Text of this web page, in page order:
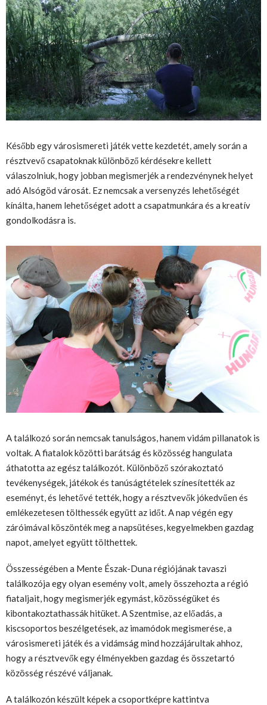
Később egy városismereti játék vette kezdetét, amely során a
résztvevő csapatoknak különböző kérdésekre kellett
válaszolniuk, hogy jobban megismerjék a rendezvénynek helyet
adó Alsógöd városát. Ez nemcsak a versenyzés lehetőségét
kínálta, hanem lehetőséget adott a csapatmunkára és a kreatív
gondolkodásra is.
A találkozó során nemcsak tanulságos, hanem vidám pillanatok is
voltak. A fiatalok közötti barátság és közösség hangulata
áthatotta az egész találkozót. Különböző szórakoztató
tevékenységek, játékok és tanúságtételek színesítették az
eseményt, és lehetővé tették, hogy a résztvevők jókedvűen és
emlékezetesen tölthessék együtt az időt. A nap végén egy
záróimával köszönték meg a napsütéses, kegyelmekben gazdag
napot, amelyet együtt tölthettek.
Összességében a Mente Észak-Duna régiójának tavaszi
találkozója egy olyan esemény volt, amely összehozta a régió
fiataljait, hogy megismerjék egymást, közösségüket és
kibontakoztathassák hitüket. A Szentmise, az előadás, a
kiscsoportos beszélgetések, az imamódok megismerése, a
városismereti játék és a vidámság mind hozzájárultak ahhoz,
hogy a résztvevők egy élményekben gazdag és összetartó
közösség részévé váljanak.
A találkozón készült képek a csoportképre kattintva